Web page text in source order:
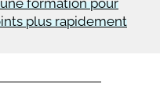
formation pour
plus rapidement